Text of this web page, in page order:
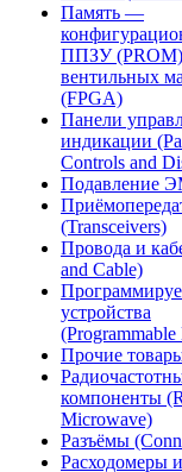
Память —
ППЗУ
вентильных
(FPGA)
Панели
индикации
Controls and
Подавление
(Transceivers)
Провода и
and Cable)
устройства
(Programmable
Прочие
компоненты
Microwave)
Разъёмы
Расходомеры и